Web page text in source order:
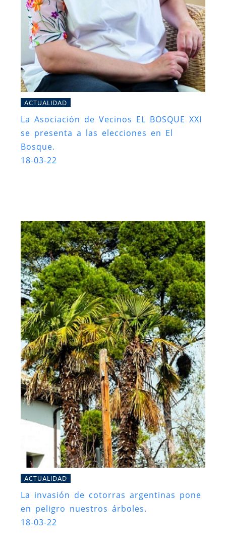
ACTUALIDAD
La Asociación de Vecinos EL BOSQUE XXI
se presenta a las elecciones en El
Bosque.
18-03-22
ACTUALIDAD
La invasión de cotorras argentinas pone
en peligro nuestros árboles.
18-03-22